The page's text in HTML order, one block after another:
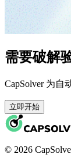
需要破解
CapSolver 为自
立即开始
© 2026